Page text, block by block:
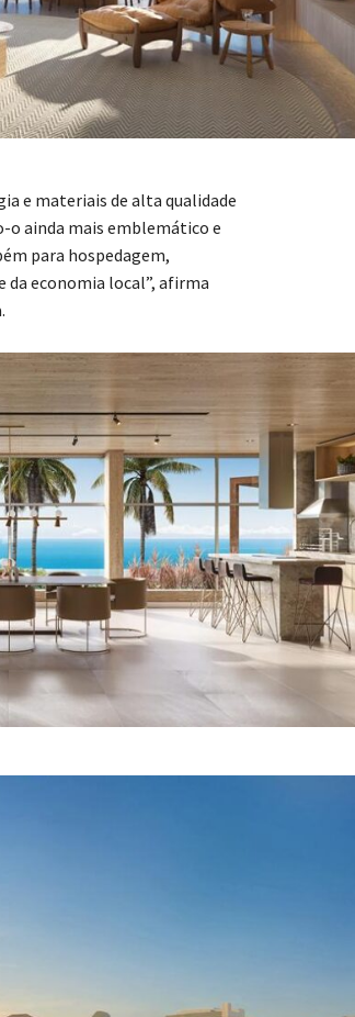
e materiais de alta qualidade
ainda mais emblemático e
para hospedagem,
economia local”, afirma